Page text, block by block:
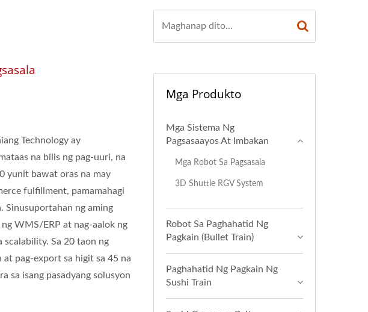
Technology ay
na bilis ng pag-uuri, na
yunit bawat oras na may
fulfillment, pamamahagi
Sinusuportahan ng aming
WMS/ERP at nag-aalok ng
scalability. Sa 20 taon ng
at pag-export sa higit sa 45 na
sa isang pasadyang solusyon
Mga Produkto
Mga Sistema Ng
Pagsasaayos At Imbakan
Mga Robot Sa Pagsasala
3D Shuttle RGV System
Robot Sa Paghahatid Ng
Pagkain (Bullet Train)
Paghahatid Ng Pagkain Ng
Sushi Train